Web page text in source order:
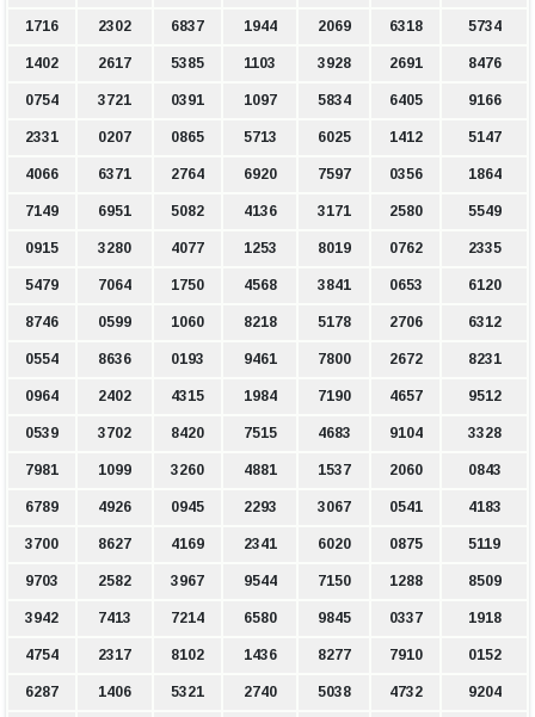
1716 2302 6837 1944 2069 6318 5734
1402 2617 5385 1103 3928 2691 8476
0754 3721 0391 1097 5834 6405 9166
2331 0207 0865 5713 6025 1412 5147
4066 6371 2764 6920 7597 0356 1864
7149 6951 5082 4136 3171 2580 5549
0915 3280 4077 1253 8019 0762 2335
5479 7064 1750 4568 3841 0653 6120
8746 0599 1060 8218 5178 2706 6312
0554 8636 0193 9461 7800 2672 8231
0964 2402 4315 1984 7190 4657 9512
0539 3702 8420 7515 4683 9104 3328
7981 1099 3260 4881 1537 2060 0843
6789 4926 0945 2293 3067 0541 4183
3700 8627 4169 2341 6020 0875 5119
9703 2582 3967 9544 7150 1288 8509
3942 7413 7214 6580 9845 0337 1918
4754 2317 8102 1436 8277 7910 0152
6287 1406 5321 2740 5038 4732 9204